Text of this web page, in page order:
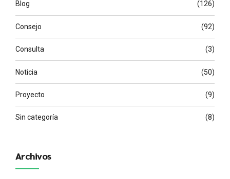
Blog (126)
Consejo (92)
Consulta (3)
Noticia (50)
Proyecto (9)
Sin categoría (8)
Archivos